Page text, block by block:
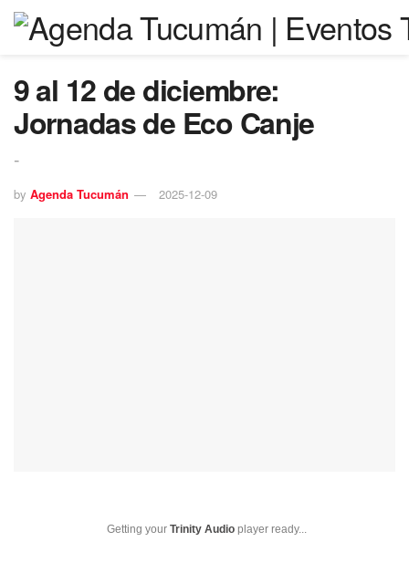
9 al 12 de diciembre:
Jornadas de Eco Canje
-
by Agenda Tucumán 2025-12-09
Getting your Trinity Audio player ready...